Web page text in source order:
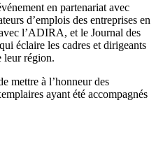
en partenariat avec
d’emplois des entreprises en
l’ADIRA, et le Journal des
éclaire les cadres et dirigeants
leur région.
mettre à l’honneur des
ayant été accompagnés